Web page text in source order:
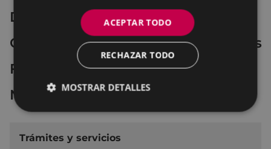
Derechos de las personas usuarias
Obligaciones de las personas usuarias
Formas de colaboración ciudadana
Normativa reguladora
Trámites y servicios
ACEPTAR TODO
RECHAZAR TODO
MOSTRAR DETALLES